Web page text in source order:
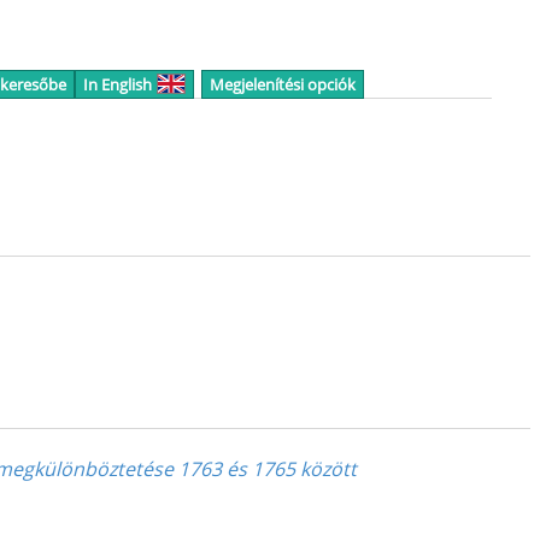
In English Megjelenítési opciók
1763 és 1765 között